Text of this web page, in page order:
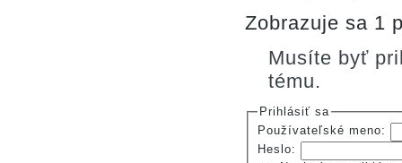
Zobrazuje sa 1
Musíte byť
tému.
Prihlásiť sa
Používateľské meno:
Heslo: